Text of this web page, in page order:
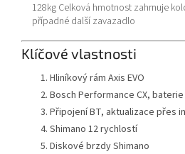
128kg Celková hmotnost zahrnuje
případné další zavazadlo
Klíčové vlastnosti
Hliníkový rám Axis EVO
Bosch Performance CX, baterie
Připojení BT, aktualizace přes
Shimano 12 rychlostí
Diskové brzdy Shimano